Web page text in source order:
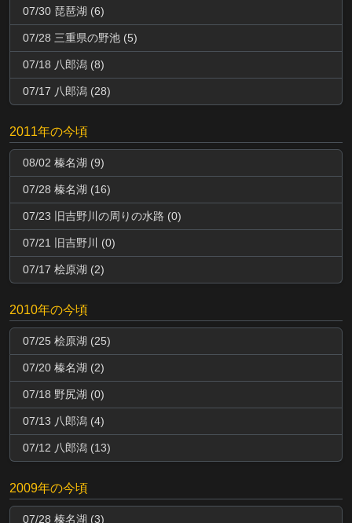
07/30 琵琶湖 (6)
07/28 三重県の野池 (5)
07/18 八郎潟 (8)
07/17 八郎潟 (28)
2011年の今頃
08/02 榛名湖 (9)
07/28 榛名湖 (16)
07/23 旧吉野川の周りの水路 (0)
07/21 旧吉野川 (0)
07/17 桧原湖 (2)
2010年の今頃
07/25 桧原湖 (25)
07/20 榛名湖 (2)
07/18 野尻湖 (0)
07/13 八郎潟 (4)
07/12 八郎潟 (13)
2009年の今頃
07/28 榛名湖 (3)